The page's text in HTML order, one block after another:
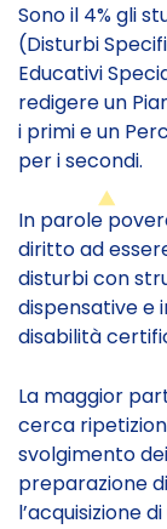
Sono il 4% gli
(Disturbi
Educativi
redigere un
i primi e un
per i secondi.
In parole
diritto ad
disturbi con
dispensative e
disabilità
La maggior
cerca
svolgimento
preparazione
l’acquisizione